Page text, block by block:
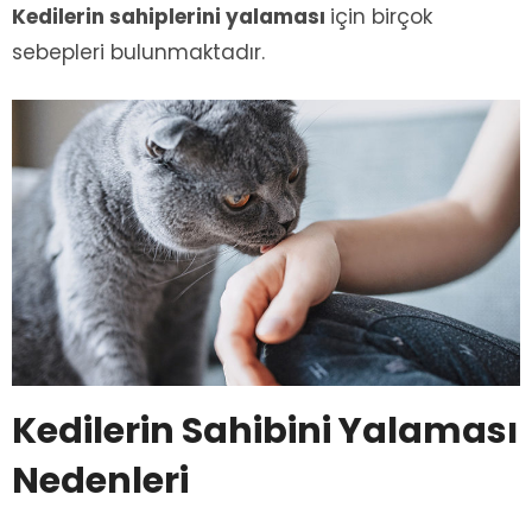
Kedilerin sahiplerini yalaması için birçok
sebepleri bulunmaktadır.
Kedilerin Sahibini Yalaması
Nedenleri